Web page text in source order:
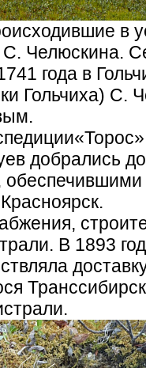
в
Челюскина.
года в
Гольчиха) С.
добрались
В 1893